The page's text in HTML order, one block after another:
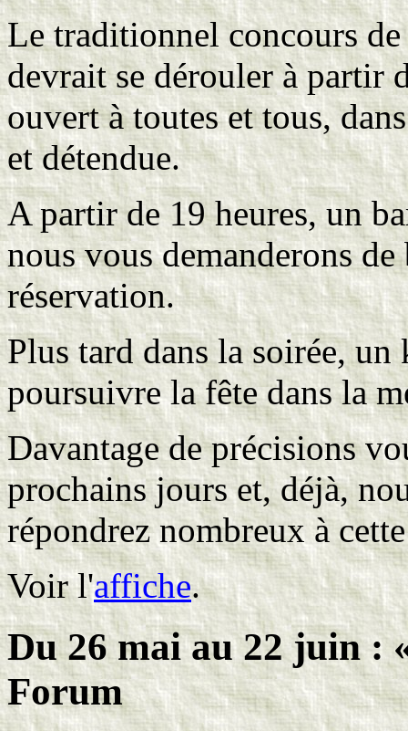
Le traditionnel concours
devrait se dérouler à partir
ouvert à toutes et tous,
et détendue.
A partir de 19 heures, un
nous vous demanderons
réservation.
Plus tard dans la soirée, un
poursuivre la fête dans la
Davantage de précisions
prochains jours et, déjà,
répondrez nombreux à
Voir l'affiche.
Du 26 mai au 22 juin :
Forum